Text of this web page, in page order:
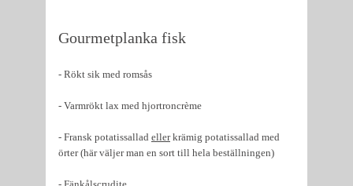
Gourmetplanka fisk
- Rökt sik med romsås
- Varmrökt lax med hjortroncrème
- Fransk potatissallad ellerkrämig potatissallad med
örter (här väljer man en sort till hela beställningen)